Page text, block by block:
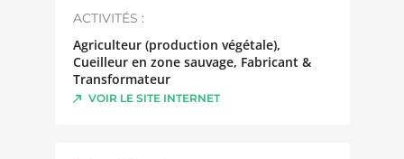
ACTIVITÉS :
Agriculteur (production végétale),
Cueilleur en zone sauvage, Fabricant &
Transformateur
VOIR LE SITE INTERNET